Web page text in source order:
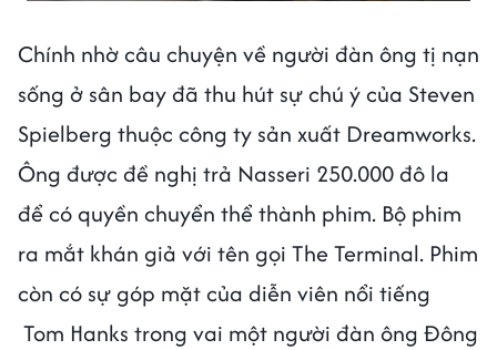
Chính nhờ câu chuyện về người đàn ông tị nạn
sống ở sân bay đã thu hút sự chú ý của Steven
Spielberg thuộc công ty sản xuất Dreamworks.
Ông được đề nghị trả Nasseri 250.000 đô la
để có quyền chuyển thể thành phim. Bộ phim
ra mắt khán giả với tên gọi The Terminal. Phim
còn có sự góp mặt của diễn viên nổi tiếng
Tom Hanks trong vai một người đàn ông Đông